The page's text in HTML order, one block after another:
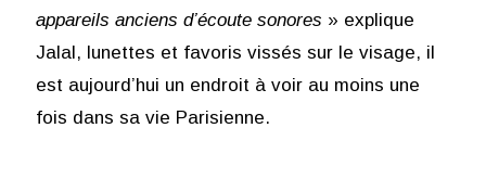
appareils anciens d’écoute sonores » explique
Jalal, lunettes et favoris vissés sur le visage, il
est aujourd’hui un endroit à voir au moins une
fois dans sa vie Parisienne.